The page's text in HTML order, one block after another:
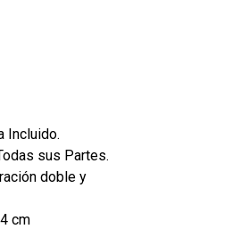
Incluido.
sus Partes.
doble y
cm